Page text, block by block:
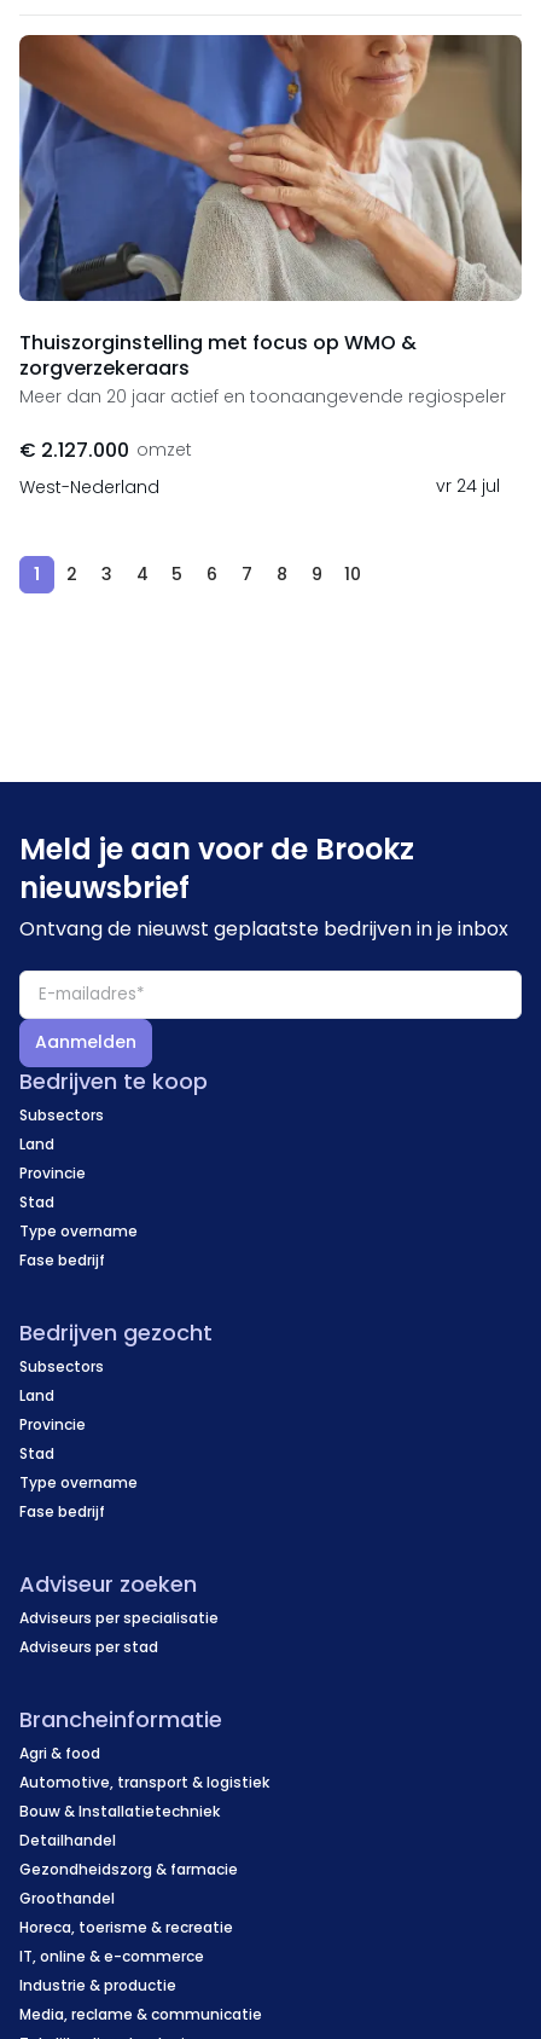
Thuiszorginstelling met focus op WMO &
zorgverzekeraars
Meer dan 20 jaar actief en toonaangevende regiospeler
€ 2.127.000 omzet
West-Nederland
vr 24 jul
1 2 3 4 5 6 7 8 9 10
Meld je aan voor de Brookz
nieuwsbrief
Ontvang de nieuwst geplaatste bedrijven in je inbox
Aanmelden
Bedrijven te koop
Subsectors
Land
Provincie
Stad
Type overname
Fase bedrijf
Bedrijven gezocht
Subsectors
Land
Provincie
Stad
Type overname
Fase bedrijf
Adviseur zoeken
Adviseurs per specialisatie
Adviseurs per stad
Brancheinformatie
Agri & food
Automotive, transport & logistiek
Bouw & Installatietechniek
Detailhandel
Gezondheidszorg & farmacie
Groothandel
Horeca, toerisme & recreatie
IT, online & e-commerce
Industrie & productie
Media, reclame & communicatie